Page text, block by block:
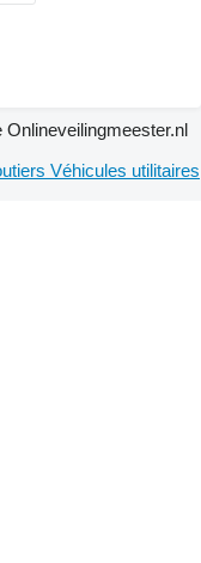
Véhicules utilitaires